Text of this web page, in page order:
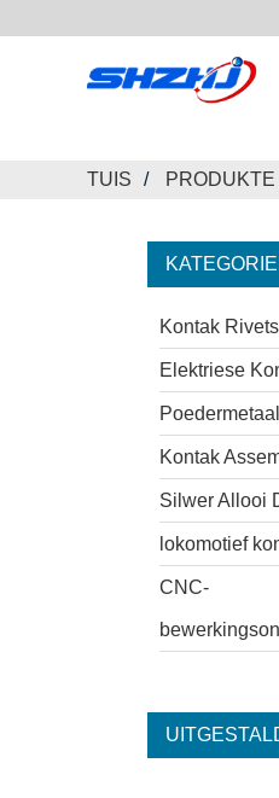
TUIS PRODUKTE
Kontak Rivets
Elektriese
Kontak
Silwer Allooi
lokomotief
CNC-